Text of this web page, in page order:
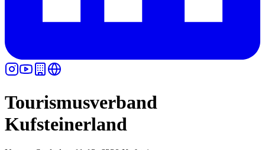
Tourismusverband
Kufsteinerland